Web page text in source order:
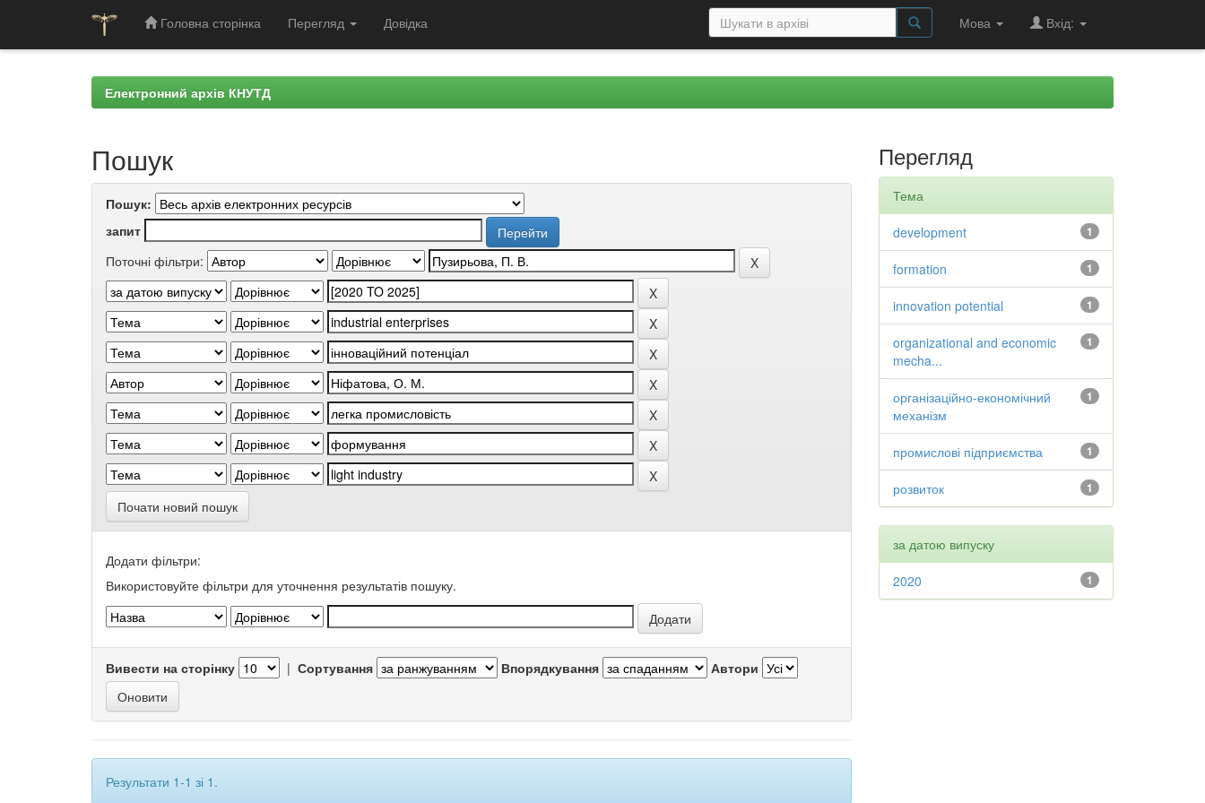
Головна сторінка Перегляд Довідка Мова Вхід:
Електронний архів КНУТД
Пошук
Пошук:
запит
Поточні фільтри:
Почати новий пошук
Додати фільтри:
Використовуйте фільтри для уточнення результатів пошуку.
Вивести на сторінку | Сортування Впорядкування Автори
Результати 1-1 зі 1.
Перегляд
Тема
1
development
1
formation
1
innovation potential
1
organizational and economic
mecha...
1
організаційно-економічний
механізм
1
промислові підприємства
1
розвиток
за датою випуску
1
2020